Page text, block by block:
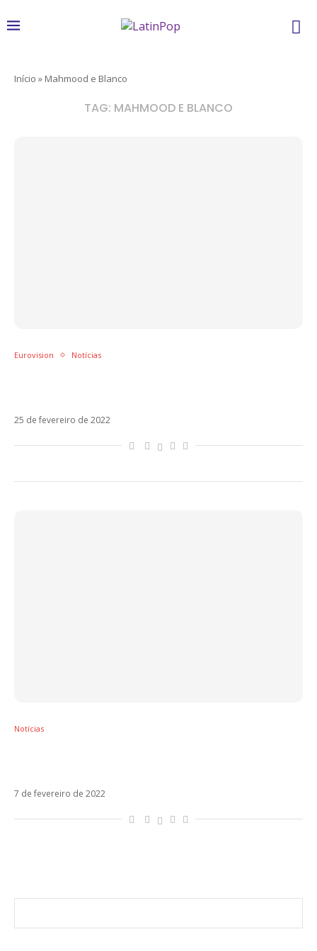
Início » Mahmood e Blanco
TAG: MAHMOOD E BLANCO
Eurovision Notícias
25 de fevereiro de 2022
Notícias
7 de fevereiro de 2022